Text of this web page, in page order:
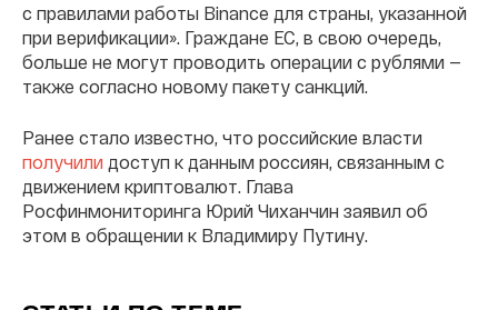
с правилами работы Binance для страны, указанной
при верификации». Граждане ЕС, в свою очередь,
больше не могут проводить операции с рублями —
также согласно новому пакету санкций.
Ранее стало известно, что российские власти
получили доступ к данным россиян, связанным с
движением криптовалют. Глава
Росфинмониторинга Юрий Чиханчин заявил об
этом в обращении к Владимиру Путину.